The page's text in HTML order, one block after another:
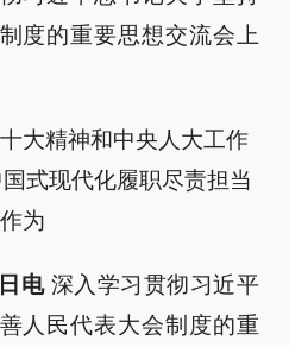
度的重要思想交流会上
大精神和中央人大工作
式现代化履职尽责担当
作为
电 深入学习贯彻习近平
人民代表大会制度的重